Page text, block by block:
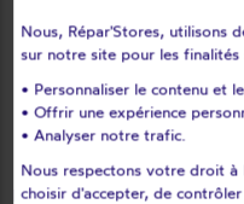
Le plessis-macé
Le puy-notre-dame
Le tremblay
Les Bois d'Anjou
Les cerqueux-sous-
passavant
Nous, Répar'Stores, utilisons
sur notre site pour les finalités
• Personnaliser le contenu et
• Offrir une expérience
• Analyser notre trafic.
Nous respectons votre droit
choisir d'accepter, de